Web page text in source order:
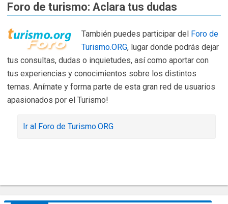
Foro de turismo: Aclara tus dudas
También puedes participar del Foro de
Turismo.ORG, lugar donde podrás dejar
tus consultas, dudas o inquietudes, así como aportar con
tus experiencias y conocimientos sobre los distintos
temas. Anímate y forma parte de esta gran red de usuarios
apasionados por el Turismo!
Ir al Foro de Turismo.ORG